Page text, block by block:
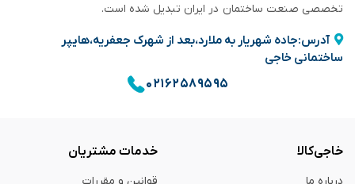
تخصصی صنعت ساختمان در ایران تبدیل شده است.
آدرس:جاده شهریار به ملارد،بعد از شهرک جعفریه،هایپر
ساختمانی خاجی
۰۲۱۶۲۵۸۹۵۹۵
خاجی‌کالا خدمات مشتریان